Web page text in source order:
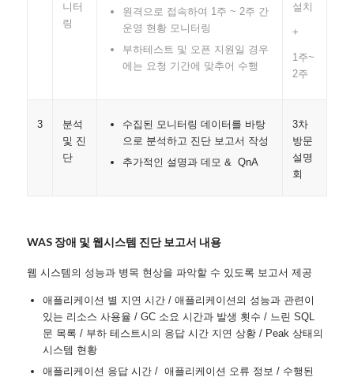
니터
링
원격으로 접속하여 1주 ~ 2주 간
운영 현황 모니터링
부하테스트 및 오픈 지원일 경우
에는 요청 기간에 맞추어 수행
설치
+
1주~
2주
3
분석
및 진
단
수집된 모니터링 데이터를 바탕
으로 분석하고 진단 보고서 작성
추가적인 설명과 데모 & QnA
3차
방문
설명
회
WAS 장애 및 웹시스템 진단 보고서 내용
웹 시스템의 성능과 병목 현상을 파악할 수 있도록 보고서 제공
애플리케이션 별 지연 시간 / 애플리케이션의 성능과 관련이
있는 리소스 사용율 / GC 소요 시간과 발생 횟수 / 느린 SQL
문 목록 / 부하 테스트시의 응답 시간 지연 상황 / Peak 상태의
시스템 현황
애플리케이션 응답 시간 / 애플리케이션 오류 정보 / 수행된